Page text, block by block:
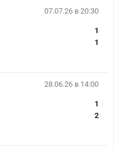
07.07.26 в 20:30
1
1
28.06.26 в 14:00
1
2